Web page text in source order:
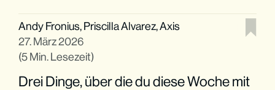
Andy Fronius,Priscilla Alvarez,Axis
27. März 2026
(5 Min. Lesezeit)
Drei Dinge, über die du diese Woche mit